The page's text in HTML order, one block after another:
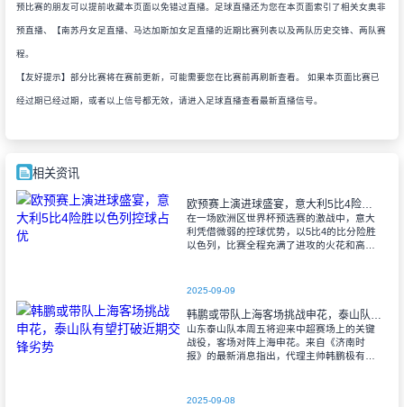
预比赛的朋友可以提前收藏本页面以免错过直播。足球直播还为您在本页面索引了相关女奥非
预直播、【南苏丹女足直播、马达加斯加女足直播的近期比赛列表以及两队历史交锋、两队赛
程。
【友好提示】部分比赛将在赛前更新，可能需要您在比赛前再刷新查看。 如果本页面比赛已
经过期已经过期，或者以上信号都无效，请进入足球直播查看最新直播信号。
相关资讯
欧预赛上演进球盛宴，意大利5比4险胜以色列控球占优
在一场欧洲区世界杯预选赛的激战中，意大
利凭借微弱的控球优势，以5比4的比分险胜
以色列，比赛全程充满了进攻的火花和高效
2025-09-09
山东泰山队本周五将迎来中超赛场上的关键
战役，客场对阵上海申花。来自《济南时
报》的最新消息指出，代理主帅韩鹏极有可
验。
2025-09-08